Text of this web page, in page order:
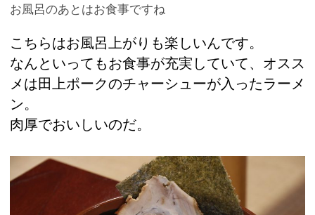
お風呂のあとはお食事ですね
こちらはお風呂上がりも楽しいんです。
なんといってもお食事が充実していて、オスス
メは田上ポークのチャーシューが入ったラーメ
ン。
肉厚でおいしいのだ。